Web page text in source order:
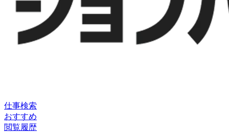
仕事検索
おすすめ
閲覧履歴